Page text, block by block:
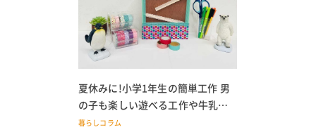
夏休みに!小学1年生の簡単工作 男
の子も楽しい遊べる工作や牛乳パ
ック貯金箱も
暮らしコラム